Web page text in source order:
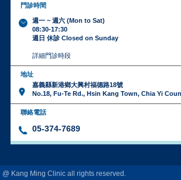
門診時間
週一 ~ 週六 (Mon to Sat)
08:30-17:30
週日 休診 Closed on Sunday
詳細門診時段
地址
嘉義縣新港鄉大興村福德路18號
No.18, Fu-Te Rd., Hsin Kang Town, Chia Yi
聯絡電話
05-374-7689
@ Kang Ming Clinic all rights reserved.